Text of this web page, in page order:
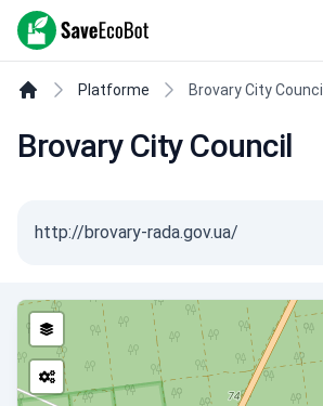
SaveEcoBot
Platforme Brovary City Council
Brovary City Council
http://brovary-rada.gov.ua/